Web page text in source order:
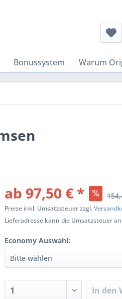
Bonussystem Warum
ab 97,50 € *
Preise inkl. Umsatzsteuer zzgl.
Lieferadresse kann die Umsatzsteuer
Economy Auswahl:
In den